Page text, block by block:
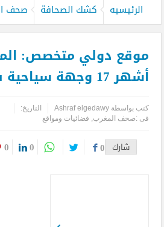
الرئيسيه كشك الصحافة صحف
موقع دولي متخصص:
أشهر 17 وجهة سياحية في 2023
كتب بواسطةAshraf elgedawy
التاريخ:
فى :صحف المغرب فضائيات ومواقع
شارك 0
0
0